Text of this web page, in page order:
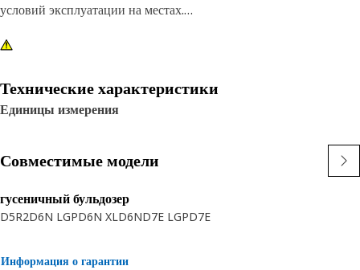
условий эксплуатации на местах.
Атрибуты:
Приложение:
пользователя или обратитесь к местному дилеру компании Cat.
Технические характеристики
Единицы измерения
Совместимые модели
гусеничный бульдозер
D5R2D6N LGPD6N XLD6ND7E LGPD7E
Информация о гарантии